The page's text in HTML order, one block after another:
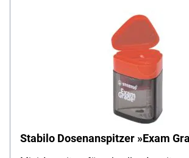
Stabilo Dosenanspitzer »Exam